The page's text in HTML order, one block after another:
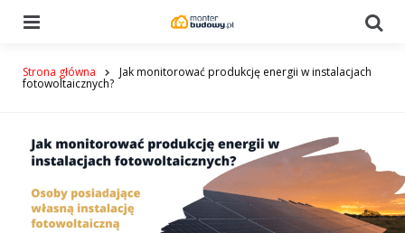
Strona główna Jak monitorować produkcję energii w instalacjach
fotowoltaicznych?